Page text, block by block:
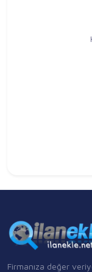
Firmanıza değer